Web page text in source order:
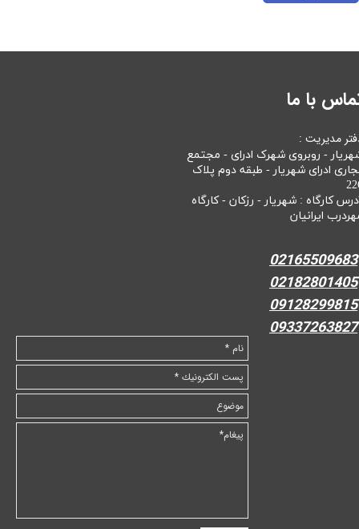
با ما
مدیریت :
- روبروی شهرک ادرای - مجتمع
ادرای شهریار - طبقه دوم پلاک
کارگاه : شهریار - رزکان - کارگاه
ایرانیان
02165509683
02182801405
09128299815
09337263827